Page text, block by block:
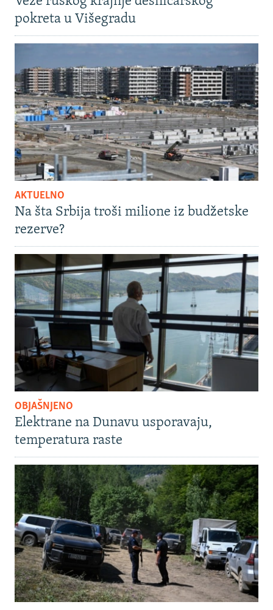
pokreta u Višegradu
AKTUELNO
Na šta Srbija troši milione iz budžetske
rezerve?
OBJAŠNJENO
Elektrane na Dunavu usporavaju,
temperatura raste